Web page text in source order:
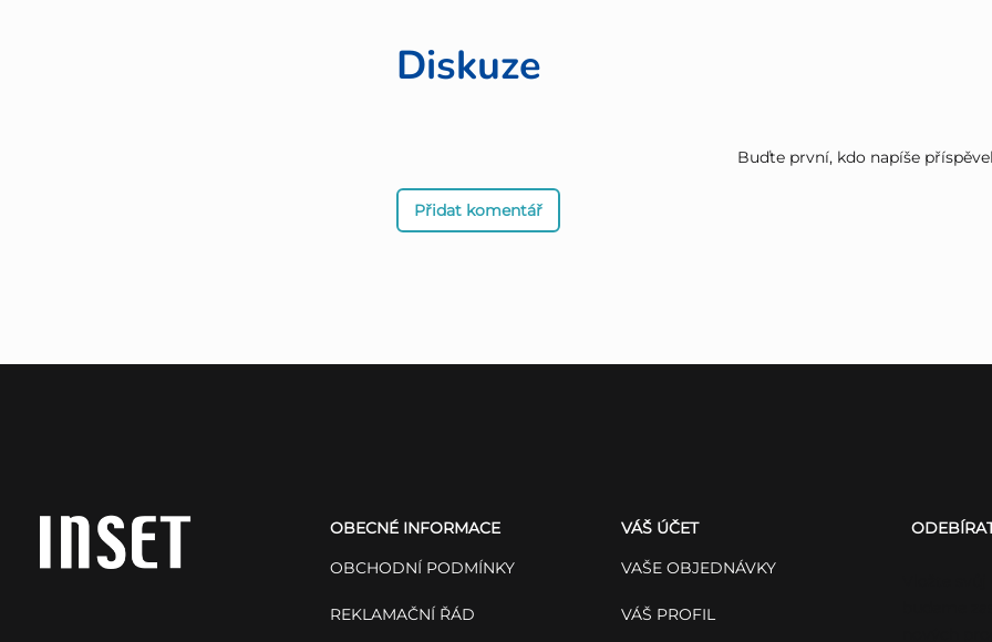
Diskuze
Buďte první, kdo napíše
Přidat komentář
OBECNÉ INFORMACE
OBCHODNÍ PODMÍNKY
REKLAMAČNÍ ŘÁD
VÁŠ ÚČET
VAŠE OBJEDNÁVKY
VÁŠ PROFIL